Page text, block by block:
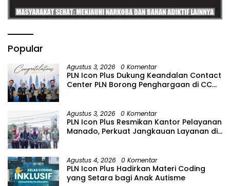
Popular
Agustus 3, 2026 0 Komentar
PLN Icon Plus Dukung Keandalan Contact
Center PLN Borong Penghargaan di CCW
Agustus 3, 2026 0 Komentar
PLN Icon Plus Resmikan Kantor Pelayanan
Manado, Perkuat Jangkauan Layanan di
Agustus 4, 2026 0 Komentar
PLN Icon Plus Hadirkan Materi Coding
yang Setara bagi Anak Autisme